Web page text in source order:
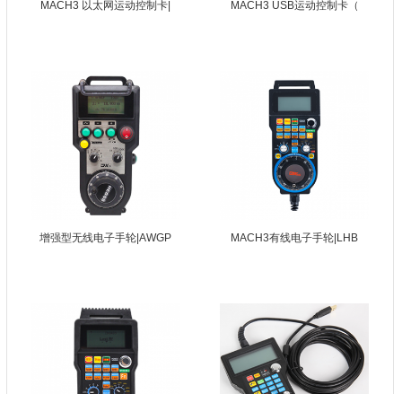
MACH3 以太网运动控制卡| MACH3 USB运动控制卡（
增强型无线电子手轮|AWGP MACH3有线电子手轮|LHB